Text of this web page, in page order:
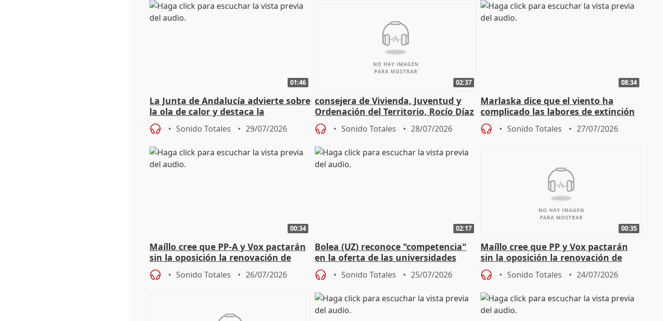
01:46
La Junta de Andalucía advierte sobre
la ola de calor y destaca la
importancia de la prevención
Sonido Totales 29/07/2026
02:37
consejera de Vivienda, Juventud y
Ordenación del Territorio, Rocío Díaz
Sonido Totales 28/07/2026
08:34
Marlaska dice que el viento ha
complicado las labores de extinción
durante la madrugada
Sonido Totales 27/07/2026
00:34
Maíllo cree que PP-A y Vox pactarán
sin la oposición la renovación de
órganos como el Defensor
Sonido Totales 26/07/2026
02:17
Bolea (UZ) reconoce "competencia"
en la oferta de las universidades
privadas
Sonido Totales 25/07/2026
00:35
Maíllo cree que PP y Vox pactarán
sin la oposición la renovación de
órganos como el Defensor
Sonido Totales 24/07/2026